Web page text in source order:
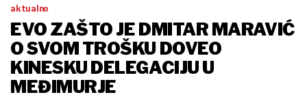
aktualno
EVO ZAŠTO JE DMITAR MARAVIĆ
O SVOM TROŠKU DOVEO
KINESKU DELEGACIJU U
MEĐIMURJE